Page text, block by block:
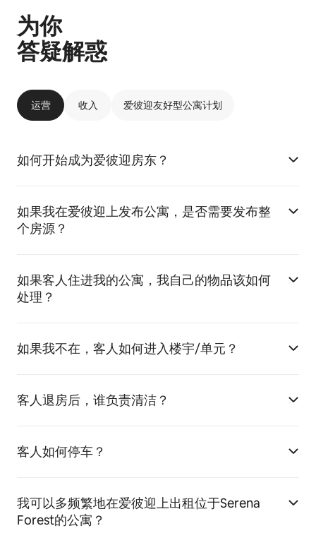
为你
答疑解惑
运营 收入 爱彼迎友好型公寓计划
如何开始成为爱彼迎房东？
如果我在爱彼迎上发布公寓，是否需要发布整
个房源？
如果客人住进我的公寓，我自己的物品该如何
处理？
如果我不在，客人如何进入楼宇/单元？
客人退房后，谁负责清洁？
客人如何停车？
我可以多频繁地在爱彼迎上出租位于Serena
Forest的公寓？